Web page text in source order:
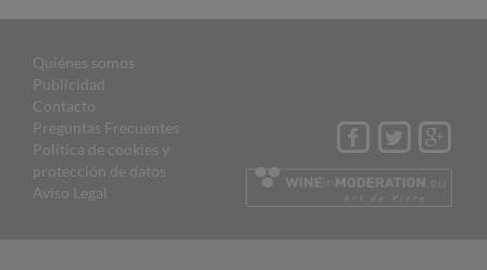
Quiénes somos
Publicidad
Contacto
Preguntas Frecuentes
Política de cookies y
protección de datos
Aviso Legal